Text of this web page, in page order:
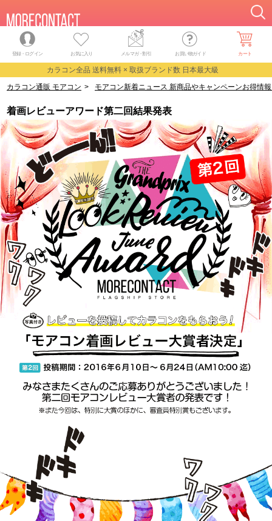
登録・ログイン お気に入り メルマガ・割引 お買い物ガイド カート
カラコン全品 送料無料 × 取扱ブランド数 日本最大級
カラコン通販 モアコン > モアコン新着ニュース 新商品やキャンペーンお得情
着画レビューアワード第二回結果発表